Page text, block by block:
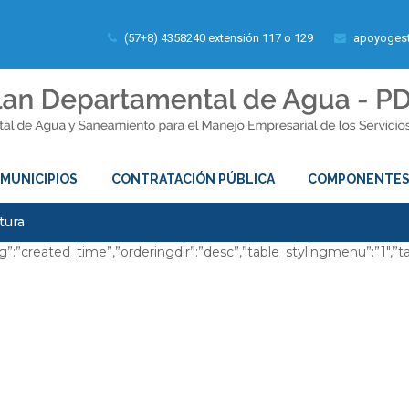
(57+8) 4358240 extensión 117 o 129
MUNICIPIOS CONTRATACIÓN PÚBLICA COMPONENTES